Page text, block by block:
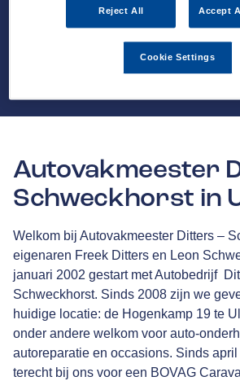
Autovakmeester
Schweckhorst in
Welkom bij Autovakmeester Ditters –
eigenaren Freek Ditters en Leon
januari 2002 gestart met Autobedrijf
Schweckhorst. Sinds 2008 zijn we
huidige locatie: de Hogenkamp 19 te
onder andere welkom voor auto-
autoreparatie en occasions. Sinds
terecht bij ons voor een BOVAG
Reject All Accept
Cookie Settings